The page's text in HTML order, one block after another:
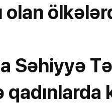
olan
Səhiyyə